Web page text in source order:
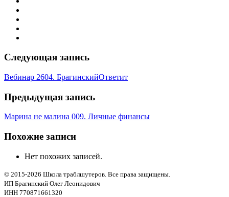
Следующая запись
Вебинар 2604. БрагинскийОтветит
Предыдущая запись
Марина не малина 009. Личные финансы
Похожие записи
Нет похожих записей.
© 2015-2026 Школа траблшутеров. Все права защищены.
ИП Брагинский Олег Леонидович
ИНН 770871661320